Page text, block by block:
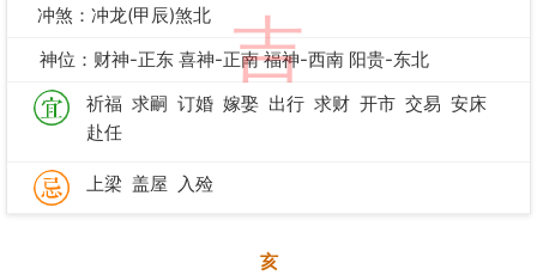
吉
冲煞：冲龙(甲辰)煞北
神位：财神-正东 喜神-正南 福神-西南 阳贵-东北
祈福 求嗣 订婚 嫁娶 出行 求财 开市 交易 安床
赴任
上梁 盖屋 入殓
亥